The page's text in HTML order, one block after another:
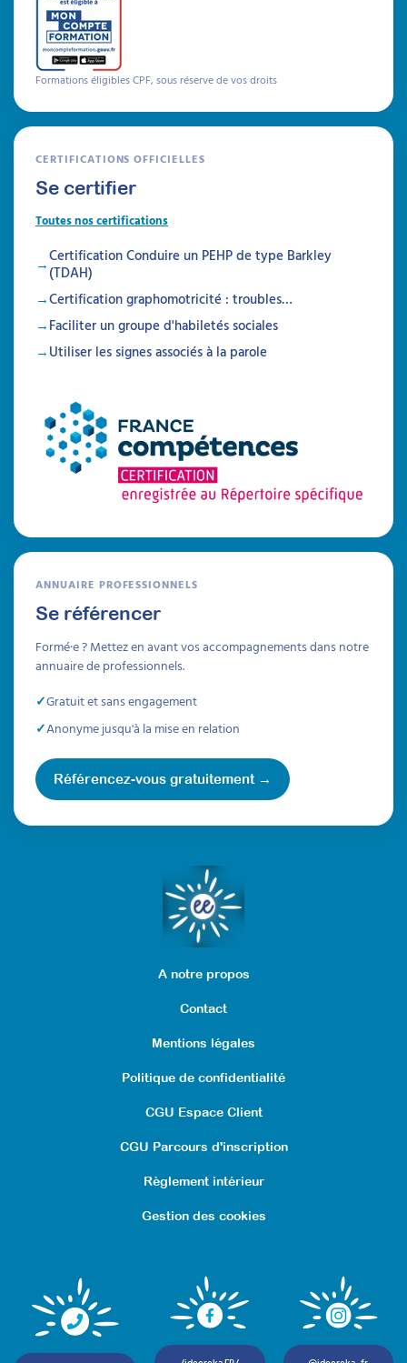
Formations éligibles CPF, sous réserve de vos droits
CERTIFICATIONS OFFICIELLES
Se certifier
Toutes nos certifications
Certification Conduire un PEHP de type Barkley
(TDAH)
Certification graphomotricité : troubles…
Faciliter un groupe d'habiletés sociales
Utiliser les signes associés à la parole
ANNUAIRE PROFESSIONNELS
Se référencer
Formé·e ? Mettez en avant vos accompagnements dans notre
annuaire de professionnels.
Gratuit et sans engagement
Anonyme jusqu'à la mise en relation
Référencez-vous gratuitement →
A notre propos
Contact
Mentions légales
Politique de confidentialité
CGU Espace Client
CGU Parcours d'inscription
Règlement intérieur
Gestion des cookies